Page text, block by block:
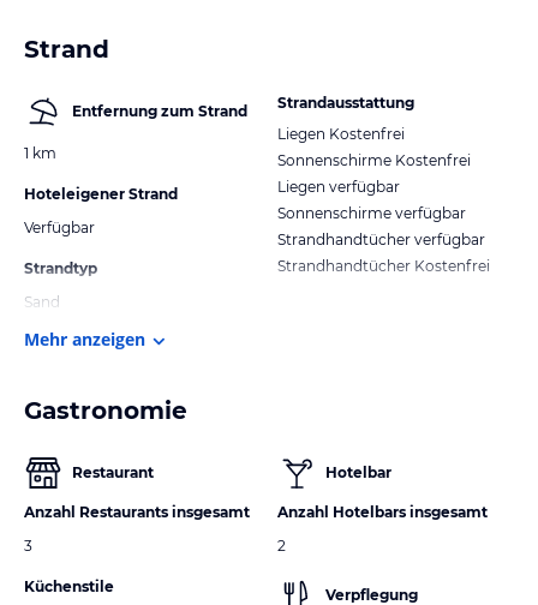
Strand
Entfernung zum Strand
1 km
Hoteleigener Strand
Verfügbar
Strandtyp
Sand
Strandausstattung
Liegen Kostenfrei
Sonnenschirme Kostenfrei
Liegen verfügbar
Sonnenschirme verfügbar
Strandhandtücher verfügbar
Strandhandtücher Kostenfrei
Mehr anzeigen
Gastronomie
Restaurant
Anzahl Restaurants insgesamt
3
Küchenstile
Hotelbar
Anzahl Hotelbars insgesamt
2
Verpflegung